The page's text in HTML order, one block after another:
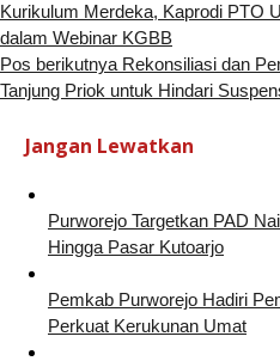
Kurikulum Merdeka, Kaprodi PTO
dalam Webinar KGBB
Pos berikutnya Rekonsiliasi dan
Tanjung Priok untuk Hindari
Jangan Lewatkan
Purworejo Targetkan PAD
Hingga Pasar Kutoarjo
Pemkab Purworejo Hadiri
Perkuat Kerukunan Umat